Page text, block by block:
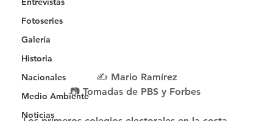
Fotoseries
Galería
Historia
Nacionales
Medio Ambiente
Noticias
✍️ Mario Ramírez
📷 Tomadas de PBS y Forbes